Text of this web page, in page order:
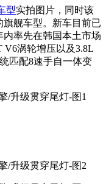
型实拍图片，同时该
舰车型。新车目前已
率先在韩国本土市场
V6涡轮增压以及3.8L
匹配8速手自一体变